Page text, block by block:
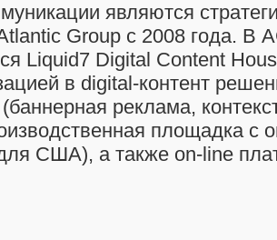
являются
Group с 2008 года. В
Liquid7 Digital Content
в digital-контент
реклама,
площадка с
США), а также on-line